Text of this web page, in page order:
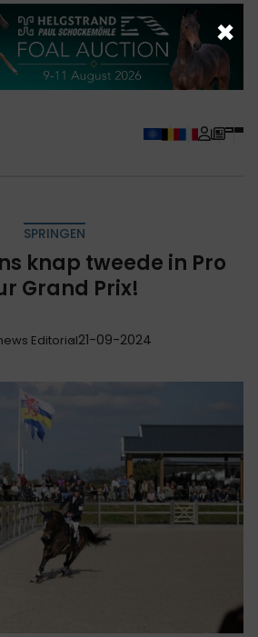
SPRINGEN
knap tweede in Pro
Grand Prix!
Editorial21-09-2024
×